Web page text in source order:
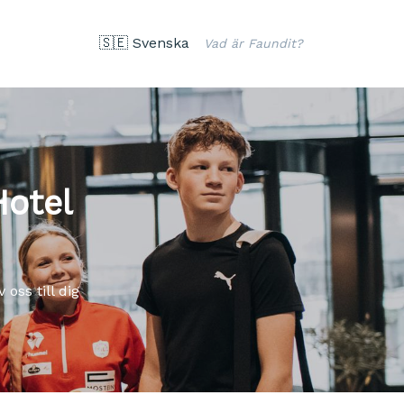
🇸🇪 Svenska Vad är Faundit?
oss till dig